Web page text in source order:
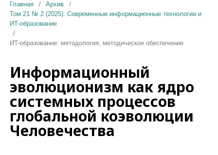
Главная / Архив
/
Том 21 № 2 (2025): Современные информационные технологии и
ИТ-образование
/
ИТ-образование: методология, методическое обеспечение
Информационный
эволюционизм как ядро
системных процессов
глобальной коэволюции
Человечества